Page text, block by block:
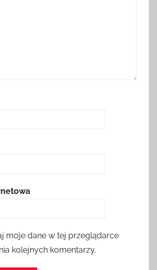
moje dane w tej przeglądarce
kolejnych komentarzy.